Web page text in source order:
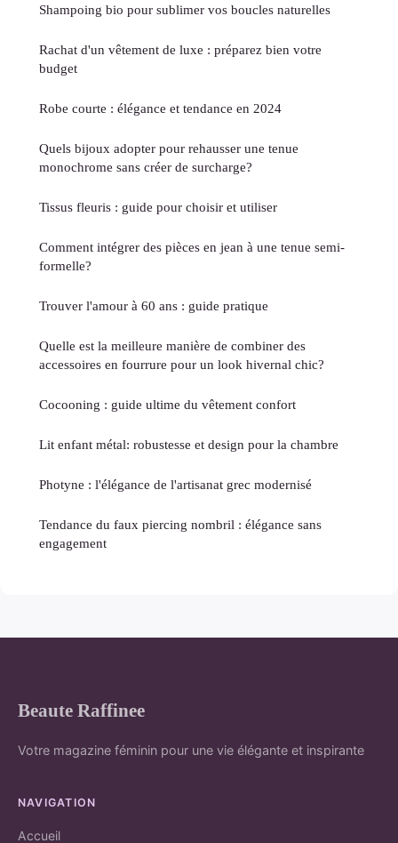
Shampoing bio pour sublimer vos boucles naturelles
Rachat d'un vêtement de luxe : préparez bien votre
budget
Robe courte : élégance et tendance en 2024
Quels bijoux adopter pour rehausser une tenue
monochrome sans créer de surcharge?
Tissus fleuris : guide pour choisir et utiliser
Comment intégrer des pièces en jean à une tenue semi-
formelle?
Trouver l'amour à 60 ans : guide pratique
Quelle est la meilleure manière de combiner des
accessoires en fourrure pour un look hivernal chic?
Cocooning : guide ultime du vêtement confort
Lit enfant métal: robustesse et design pour la chambre
Photyne : l'élégance de l'artisanat grec modernisé
Tendance du faux piercing nombril : élégance sans
engagement
Beaute Raffinee
Votre magazine féminin pour une vie élégante et inspirante
NAVIGATION
Accueil